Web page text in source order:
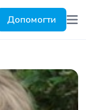
Допомогти